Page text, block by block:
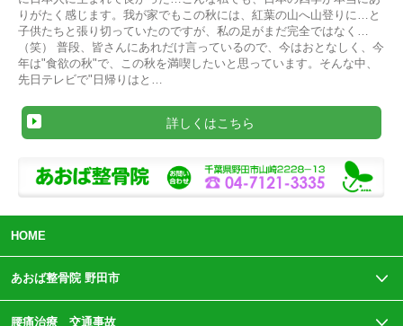
りがたく感じます。我が家でもこの秋には、紅葉の山へ山登りに…と
子供たちと張り切っていたのですが、私の足がまだ完全ではなく…
（笑） 普段、皆さんにあれだけ言っているので、今はおとなしく、今
年は"食欲の秋"で、この秋を満喫したいと思っています。そんな中、
先日テレビで"日帰りはと…
詳しくはこちら
HOME
あおば整骨院 野田市
腰痛治療 交通事故